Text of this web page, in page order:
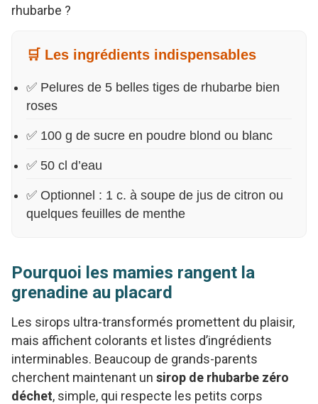
rhubarbe ?
🛒 Les ingrédients indispensables
✅ Pelures de 5 belles tiges de rhubarbe bien
roses
✅ 100 g de sucre en poudre blond ou blanc
✅ 50 cl d’eau
✅ Optionnel : 1 c. à soupe de jus de citron ou
quelques feuilles de menthe
Pourquoi les mamies rangent la
grenadine au placard
Les sirops ultra-transformés promettent du plaisir,
mais affichent colorants et listes d’ingrédients
interminables. Beaucoup de grands-parents
cherchent maintenant un sirop de rhubarbe zéro
déchet, simple, qui respecte les petits corps